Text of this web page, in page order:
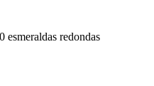
esmeraldas redondas